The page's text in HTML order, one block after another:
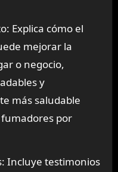
Explica cómo el
mejorar la
o negocio,
y
más saludable
por
Incluye testimonios